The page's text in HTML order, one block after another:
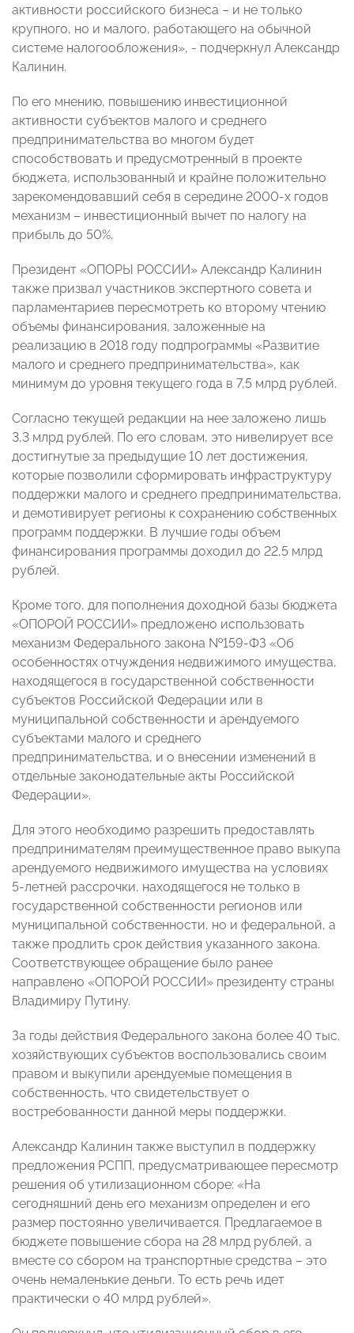
активности российского бизнеса – и не только
крупного, но и малого, работающего на обычной
системе налогообложения», - подчеркнул Александр
Калинин.
По его мнению, повышению инвестиционной
активности субъектов малого и среднего
предпринимательства во многом будет
способствовать и предусмотренный в проекте
бюджета, использованный и крайне положительно
зарекомендовавший себя в середине 2000-х годов
механизм – инвестиционный вычет по налогу на
прибыль до 50%.
Президент «ОПОРЫ РОССИИ» Александр Калинин
также призвал участников экспертного совета и
парламентариев пересмотреть ко второму чтению
объемы финансирования, заложенные на
реализацию в 2018 году подпрограммы «Развитие
малого и среднего предпринимательства», как
минимум до уровня текущего года в 7,5 млрд рублей.
Согласно текущей редакции на нее заложено лишь
3,3 млрд рублей. По его словам, это нивелирует все
достигнутые за предыдущие 10 лет достижения,
которые позволили сформировать инфраструктуру
поддержки малого и среднего предпринимательства,
и демотивирует регионы к сохранению собственных
программ поддержки. В лучшие годы объем
финансирования программы доходил до 22,5 млрд
рублей.
Кроме того, для пополнения доходной базы бюджета
«ОПОРОЙ РОССИИ» предложено использовать
механизм Федерального закона №159-ФЗ «Об
особенностях отчуждения недвижимого имущества,
находящегося в государственной собственности
субъектов Российской Федерации или в
муниципальной собственности и арендуемого
субъектами малого и среднего
предпринимательства, и о внесении изменений в
отдельные законодательные акты Российской
Федерации».
Для этого необходимо разрешить предоставлять
предпринимателям преимущественное право выкупа
арендуемого недвижимого имущества на условиях
5-летней рассрочки, находящегося не только в
государственной собственности регионов или
муниципальной собственности, но и федеральной, а
также продлить срок действия указанного закона.
Соответствующее обращение было ранее
направлено «ОПОРОЙ РОССИИ» президенту страны
Владимиру Путину.
За годы действия Федерального закона более 40 тыс.
хозяйствующих субъектов воспользовались своим
правом и выкупили арендуемые помещения в
собственность, что свидетельствует о
востребованности данной меры поддержки.
Александр Калинин также выступил в поддержку
предложения РСПП, предусматривающее пересмотр
решения об утилизационном сборе: «На
сегодняшний день его механизм определен и его
размер постоянно увеличивается. Предлагаемое в
бюджете повышение сбора на 28 млрд рублей, а
вместе со сбором на транспортные средства – это
очень немаленькие деньги. То есть речь идет
практически о 40 млрд рублей».